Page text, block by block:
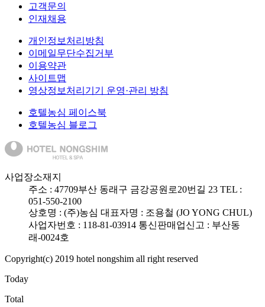
고객문의
인재채용
개인정보처리방침
이메일무단수집거부
이용약관
사이트맵
영상정보처리기기 운영·관리 방침
호텔농심 페이스북
호텔농심 블로그
사업장소재지
주소 : 47709부산 동래구 금강공원로20번길 23 TEL :
051-550-2100
상호명 : (주)농심 대표자명 : 조용철 (JO YONG CHUL)
사업자번호 : 118-81-03914 통신판매업신고 : 부산동
래-0024호
Copyright(c) 2019 hotel nongshim all right reserved
Today
Total